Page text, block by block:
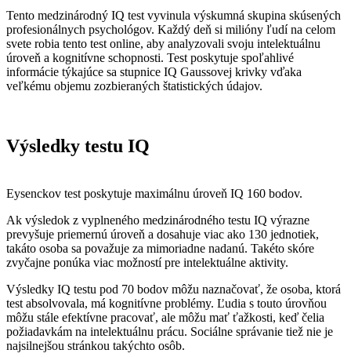
Tento medzinárodný IQ test vyvinula výskumná skupina skúsených
profesionálnych psychológov. Každý deň si milióny ľudí na celom
svete robia tento test online, aby analyzovali svoju intelektuálnu
úroveň a kognitívne schopnosti. Test poskytuje spoľahlivé
informácie týkajúce sa stupnice IQ Gaussovej krivky vďaka
veľkému objemu zozbieraných štatistických údajov.
Výsledky testu IQ
Eysenckov test poskytuje maximálnu úroveň IQ 160 bodov.
Ak výsledok z vyplneného medzinárodného testu IQ výrazne
prevyšuje priemernú úroveň a dosahuje viac ako 130 jednotiek,
takáto osoba sa považuje za mimoriadne nadanú. Takéto skóre
zvyčajne ponúka viac možností pre intelektuálne aktivity.
Výsledky IQ testu pod 70 bodov môžu naznačovať, že osoba, ktorá
test absolvovala, má kognitívne problémy. Ľudia s touto úrovňou
môžu stále efektívne pracovať, ale môžu mať ťažkosti, keď čelia
požiadavkám na intelektuálnu prácu. Sociálne správanie tiež nie je
najsilnejšou stránkou takýchto osôb.